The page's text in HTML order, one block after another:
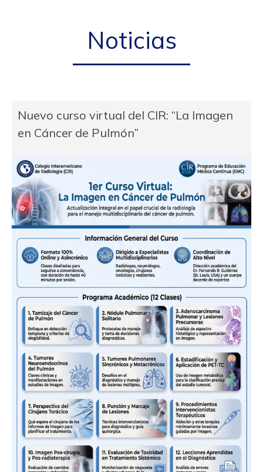
Noticias
Nuevo curso virtual del CIR: “La Imagen
en Cáncer de Pulmón”